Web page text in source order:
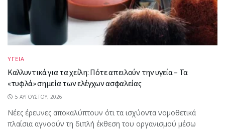
ΥΓΕΙΑ
Καλλυντικά για τα χείλη: Πότε απειλούν την υγεία – Τα
«τυφλά» σημεία των ελέγχων ασφαλείας
5 ΑΥΓΟΎΣΤΟΥ, 2026
Νέες έρευνες αποκαλύπτουν ότι τα ισχύοντα νομοθετικά
πλαίσια αγνοούν τη διπλή έκθεση του οργανισμού μέσω